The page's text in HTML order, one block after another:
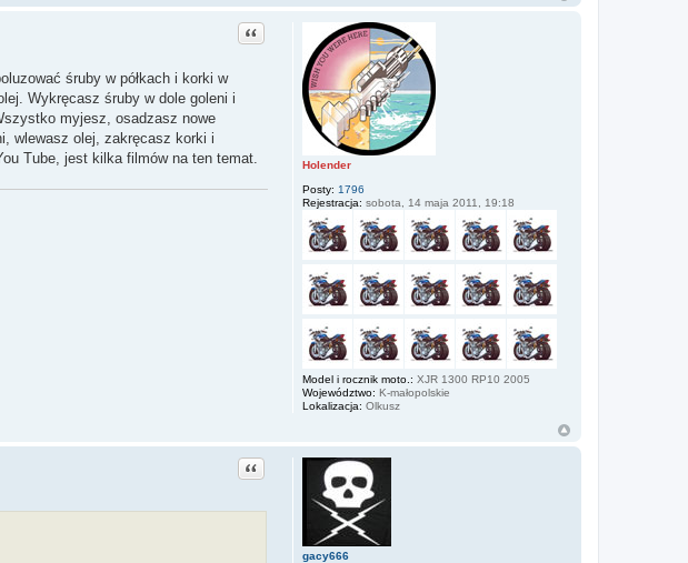
Holender
Posty: 1796
Rejestracja: sobota, 14 maja 2011, 19:18
Model i rocznik moto.: XJR 1300 RP10 2005
Województwo: K-małopolskie
Lokalizacja: Olkusz
Cytuj
śruby w półkach i korki w
Wykręcasz śruby w dole goleni i
myjesz, osadzasz nowe
wlewasz olej, zakręcasz korki i
Tube, jest kilka filmów na ten temat.
gacy666
Cytuj